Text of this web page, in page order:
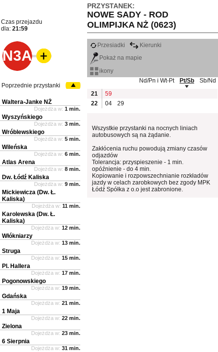
PRZYSTANEK:
NOWE SADY - ROD
OLIMPIJKA NŻ (0623)
Czas przejazdu
dla: 21:59
N3A
Przesiadki
Kierunki
Pokaż na mapie
ikony
Nd/Pn i Wt-Pt
Pt/Sb
Sb/Nd
21
59
22
04 29
Wszystkie przystanki na nocnych liniach
autobusowych są na żądanie.
Zakłócenia ruchu powodują zmiany czasów
odjazdów
Tolerancja: przyspieszenie - 1 min.
opóźnienie - do 4 min.
Kopiowanie i rozpowszechnianie rozkładów
jazdy w celach zarobkowych bez zgody MPK
Łódź Spółka z o.o jest zabronione.
Poprzednie przystanki
Waltera-Janke NŻ
Dojeżdża w: 1 min.
Wyszyńskiego
Dojeżdża w: 3 min.
Wróblewskiego
Dojeżdża w: 5 min.
Wileńska
Dojeżdża w: 6 min.
Atlas Arena
Dojeżdża w: 8 min.
Dw. Łódź Kaliska
Dojeżdża w: 9 min.
Mickiewicza (Dw. Ł.
Kaliska)
Dojeżdża w: 11 min.
Karolewska (Dw. Ł.
Kaliska)
Dojeżdża w: 12 min.
Włókniarzy
Dojeżdża w: 13 min.
Struga
Dojeżdża w: 15 min.
Pl. Hallera
Dojeżdża w: 17 min.
Pogonowskiego
Dojeżdża w: 19 min.
Gdańska
Dojeżdża w: 21 min.
1 Maja
Dojeżdża w: 22 min.
Zielona
Dojeżdża w: 23 min.
6 Sierpnia
Dojeżdża w: 31 min.